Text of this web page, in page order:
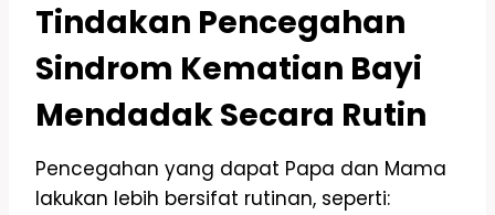
Tindakan Pencegahan
Sindrom Kematian Bayi
Mendadak Secara Rutin
Pencegahan yang dapat Papa dan Mama
lakukan lebih bersifat rutinan, seperti: